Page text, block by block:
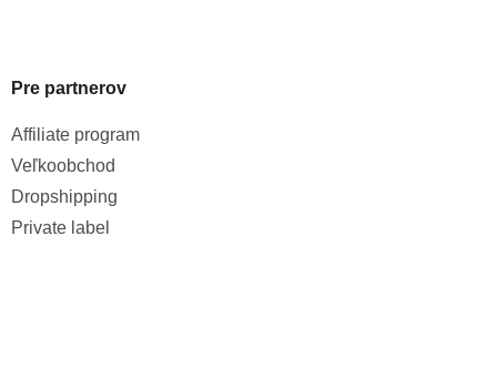
Pre partnerov
Affiliate program
Veľkoobchod
Dropshipping
Private label